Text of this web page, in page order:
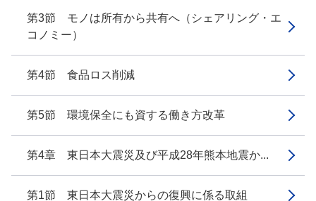
第3節 モノは所有から共有へ（シェアリング・エ
コノミー）
第4節 食品ロス削減
第5節 環境保全にも資する働き方改革
第4章 東日本大震災及び平成28年熊本地震か...
第1節 東日本大震災からの復興に係る取組